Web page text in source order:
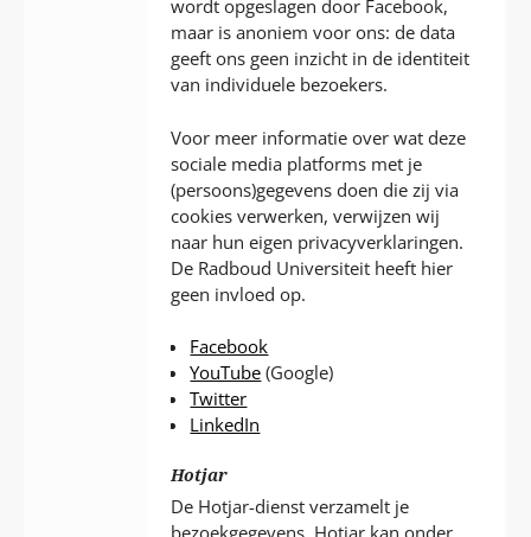
wordt opgeslagen door Facebook,
maar is anoniem voor ons: de data
geeft ons geen inzicht in de identiteit
van individuele bezoekers.
Voor meer informatie over wat deze
sociale media platforms met je
(persoons)gegevens doen die zij via
cookies verwerken, verwijzen wij
naar hun eigen privacyverklaringen.
De Radboud Universiteit heeft hier
geen invloed op.
Facebook
YouTube (Google)
Twitter
LinkedIn
Hotjar
De Hotjar-dienst verzamelt je
bezoekgegevens. Hotjar kan onder